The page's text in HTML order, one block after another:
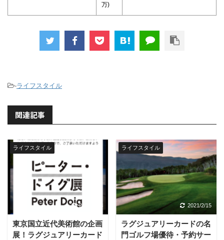
万)
-ライフスタイル
関連記事
ライフスタイル
2021/2/13
東京国立近代美術館の企画
展！ラグジュアリーカード
ライフスタイル
2021/2/15
ラグジュアリーカードの名
門ゴルフ場優待・予約サー